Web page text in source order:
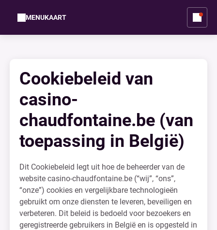
MENUKAART
Cookiebeleid van
casino-
chaudfontaine.be (van
toepassing in België)
Dit Cookiebeleid legt uit hoe de beheerder van de
website casino-chaudfontaine.be (“wij”, “ons”,
“onze”) cookies en vergelijkbare technologieën
gebruikt om onze diensten te leveren, beveiligen en
verbeteren. Dit beleid is bedoeld voor bezoekers en
geregistreerde gebruikers in België en is opgesteld in